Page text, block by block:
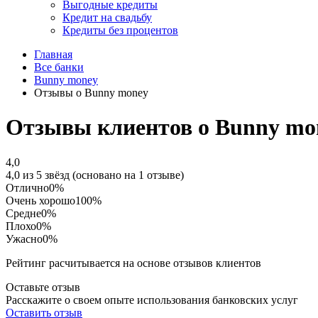
Выгодные кредиты
Кредит на свадьбу
Кредиты без процентов
Главная
Все банки
Bunny money
Отзывы о Bunny money
Отзывы клиентов о Bunny
4,0
4,0 из 5 звёзд (основано на 1 отзыве)
Отлично0%
Очень хорошо100%
Средне0%
Плохо0%
Ужасно0%
Рейтинг расчитывается на основе отзывов клиентов
Оставьте отзыв
Расскажите о своем опыте использования банковских услуг
Оставить отзыв